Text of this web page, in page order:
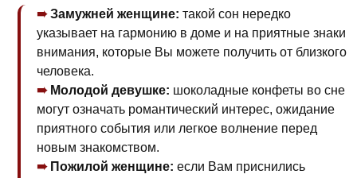
Замужней женщине: такой сон нередко
указывает на гармонию в доме и на приятные знаки
внимания, которые Вы можете получить от близкого
человека.
Молодой девушке: шоколадные конфеты во сне
могут означать романтический интерес, ожидание
приятного события или легкое волнение перед
новым знакомством.
Пожилой женщине: если Вам приснились